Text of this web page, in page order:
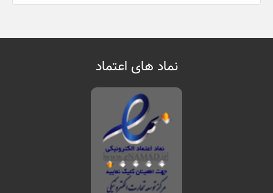
نماد های اعتماد